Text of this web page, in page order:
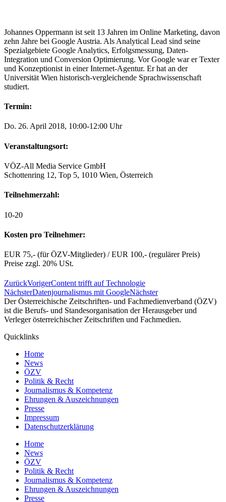
Johannes Oppermann ist seit 13 Jahren im Online Marketing, davon
zehn Jahre bei Google Austria. Als Analytical Lead sind seine
Spezialgebiete Google Analytics, Erfolgsmessung, Daten-
Integration und Conversion Optimierung. Vor Google war er Texter
und Konzeptionist in einer Internet-Agentur. Er hat an der
Universität Wien historisch-vergleichende Sprachwissenschaft
studiert.
Termin:
Do. 26. April 2018, 10:00-12:00 Uhr
Veranstaltungsort:
VÖZ-All Media Service GmbH
Schottenring 12, Top 5, 1010 Wien, Österreich
Teilnehmerzahl:
10-20
Kosten pro Teilnehmer:
EUR 75,- (für ÖZV-Mitglieder) / EUR 100,- (regulärer Preis)
Preise zzgl. 20% USt.
ZurückVorigerContent trifft auf Technologie
NächsterDatenjournalismus mit GoogleNächster
Der Österreichische Zeitschriften- und Fachmedienverband (ÖZV)
ist die Berufs- und Standesorganisation der Herausgeber und
Verleger österreichischer Zeitschriften und Fachmedien.
Quicklinks
Home
News
ÖZV
Politik & Recht
Journalismus & Kompetenz
Ehrungen & Auszeichnungen
Presse
Impressum
Datenschutzerklärung
Home
News
ÖZV
Politik & Recht
Journalismus & Kompetenz
Ehrungen & Auszeichnungen
Presse